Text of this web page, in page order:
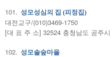
101. 성모성심의 집 (피정집)
대전교구/(010)3469-1750
[대 표 주 소] 32524 충청남도 공주
102. 성모솔숲마을